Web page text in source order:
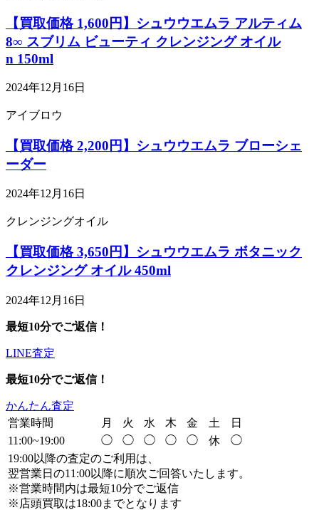
【買取価格 1,600円】シュウウエムラ アルティム
8∞ スブリム ビューティ クレンジング オイル
n 150ml
2024年12月16日
アイブロウ
【買取価格 2,200円】シュウウエムラ ブローシェ
ーダー
2024年12月16日
クレンジングオイル
【買取価格 3,650円】シュウウエムラ ボタニック
クレンジング オイル 450ml
2024年12月16日
最短10分でご返信！
LINE査定
最短10分でご返信！
かんたん査定
営業時間
月 火 水 木 金 土
日
11:00~19:00
◯ ◯ ◯ ◯ ◯ 休
◯
19:00以降の査定のご利用は、
翌営業日の11:00以降に順次ご回答いたします。
※営業時間内は最短10分でご返信
※店頭買取は18:00までとなります